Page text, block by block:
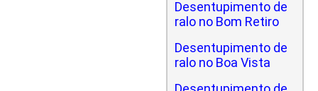
Desentupimento de
ralo no Bom Retiro
Desentupimento de
ralo no Boa Vista